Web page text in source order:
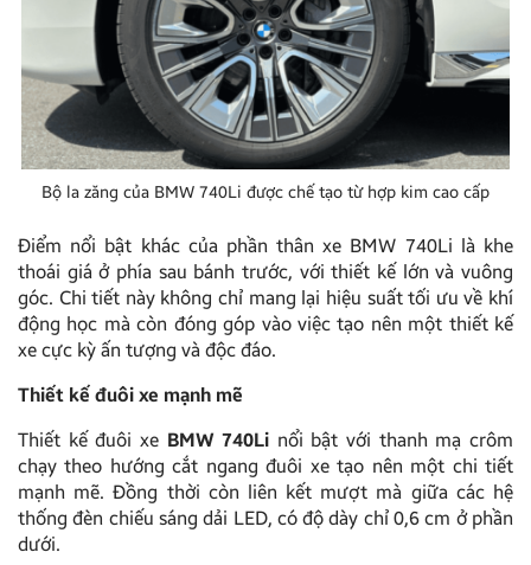
Bộ la zăng của BMW 740Li được chế tạo từ hợp kim cao cấp
Điểm nổi bật khác của phần thân xe BMW 740Li là khe
thoái giá ở phía sau bánh trước, với thiết kế lớn và vuông
góc. Chi tiết này không chỉ mang lại hiệu suất tối ưu về khí
động học mà còn đóng góp vào việc tạo nên một thiết kế
xe cực kỳ ấn tượng và độc đáo.
Thiết kế đuôi xe mạnh mẽ
Thiết kế đuôi xe BMW 740Li nổi bật với thanh mạ crôm
chạy theo hướng cắt ngang đuôi xe tạo nên một chi tiết
mạnh mẽ. Đồng thời còn liên kết mượt mà giữa các hệ
thống đèn chiếu sáng dải LED, có độ dày chỉ 0,6 cm ở phần
dưới.